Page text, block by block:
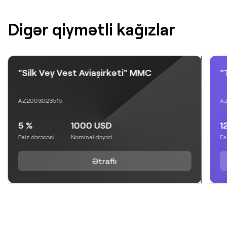
Digər qiymətli kağızlar
"Silk Vey Vest Aviaşirkəti" MMC
AZ2003023515
5 %
Faiz dərəcəsi
1000 USD
Nominal dəyəri
Ətraflı